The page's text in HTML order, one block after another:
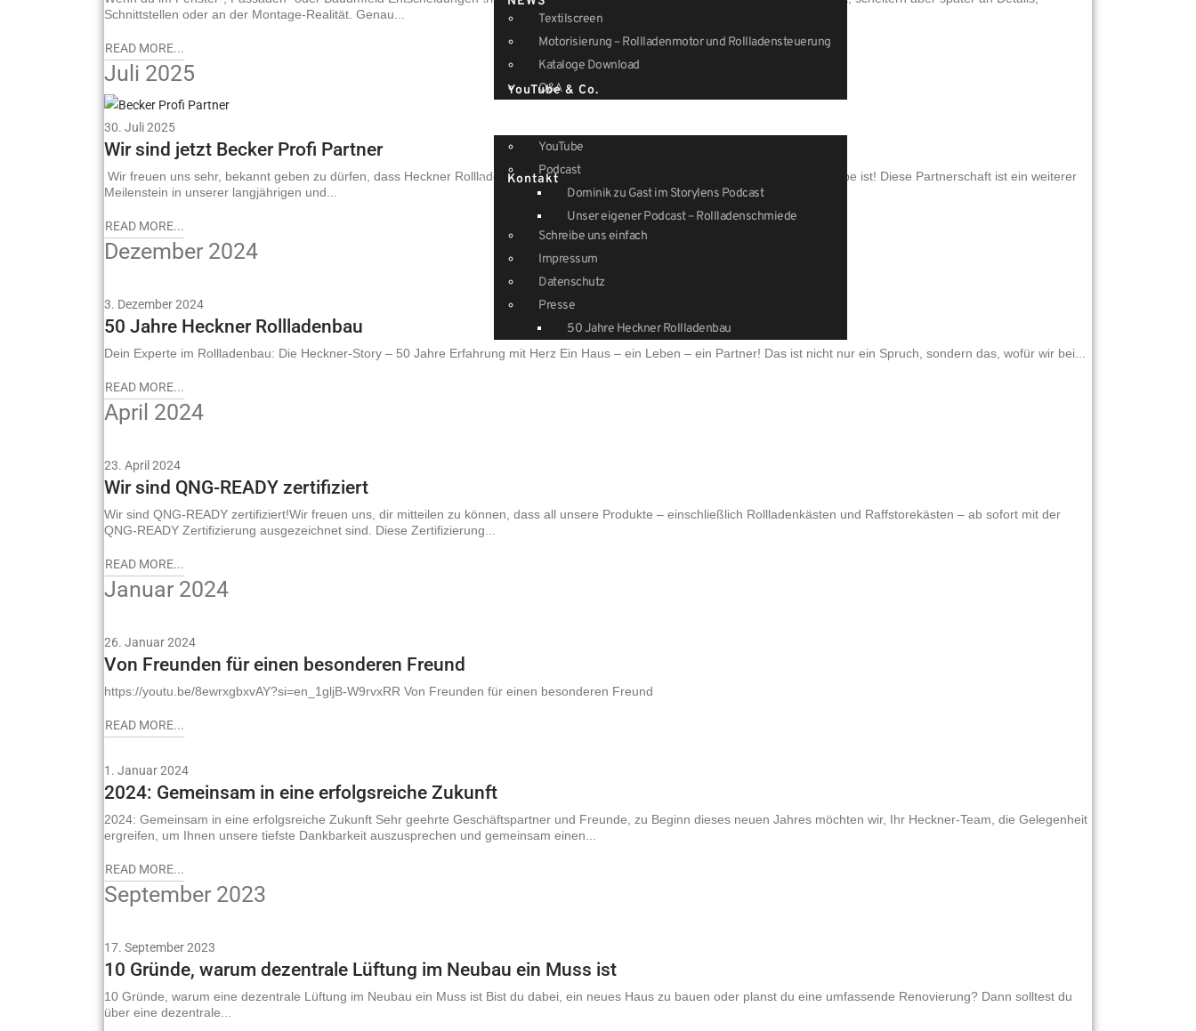
Textilscreen
Motorisierung – Rollladenmotor und Rollladensteuerung
Kataloge Download
Q&A
YouTube & Co.
YouTube
Podcast
Dominik zu Gast im Storylens Podcast
Unser eigener Podcast – Rollladenschmiede
Kontakt
Schreibe uns einfach
Impressum
Datenschutz
Presse
50 Jahre Heckner Rollladenbau
Schnittstellen oder an der Montage-Realität. Genau...
READ MORE...
Juli 2025
30. Juli 2025
Wir sind jetzt Becker Profi Partner
Wir freuen uns sehr, bekannt geben zu dürfen, dass Heckner Rollladenbau ab sofort offizieller Profipartner der Firma Becker Antriebe ist! Diese Partnerschaft ist ein weiterer
Meilenstein in unserer langjährigen und...
READ MORE...
Dezember 2024
3. Dezember 2024
50 Jahre Heckner Rollladenbau
Dein Experte im Rollladenbau: Die Heckner-Story – 50 Jahre Erfahrung mit Herz Ein Haus – ein Leben – ein Partner! Das ist nicht nur ein Spruch, sondern das, wofür wir bei...
READ MORE...
April 2024
23. April 2024
Wir sind QNG-READY zertifiziert
Wir sind QNG-READY zertifiziert!Wir freuen uns, dir mitteilen zu können, dass all unsere Produkte – einschließlich Rollladenkästen und Raffstorekästen – ab sofort mit der
QNG-READY Zertifizierung ausgezeichnet sind. Diese Zertifizierung...
READ MORE...
Januar 2024
26. Januar 2024
Von Freunden für einen besonderen Freund
https://youtu.be/8ewrxgbxvAY?si=en_1gljB-W9rvxRR Von Freunden für einen besonderen Freund
READ MORE...
1. Januar 2024
2024: Gemeinsam in eine erfolgsreiche Zukunft
2024: Gemeinsam in eine erfolgsreiche Zukunft Sehr geehrte Geschäftspartner und Freunde, zu Beginn dieses neuen Jahres möchten wir, Ihr Heckner-Team, die Gelegenheit
ergreifen, um Ihnen unsere tiefste Dankbarkeit auszusprechen und gemeinsam einen...
READ MORE...
September 2023
17. September 2023
10 Gründe, warum dezentrale Lüftung im Neubau ein Muss ist
10 Gründe, warum eine dezentrale Lüftung im Neubau ein Muss ist Bist du dabei, ein neues Haus zu bauen oder planst du eine umfassende Renovierung? Dann solltest du
über eine dezentrale...